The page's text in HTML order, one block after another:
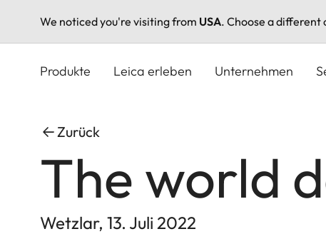
We noticed you're visiting from USA. Choose a
Produkte Leica erleben Unternehmen
Zurück
The world
Wetzlar, 13. Juli 2022